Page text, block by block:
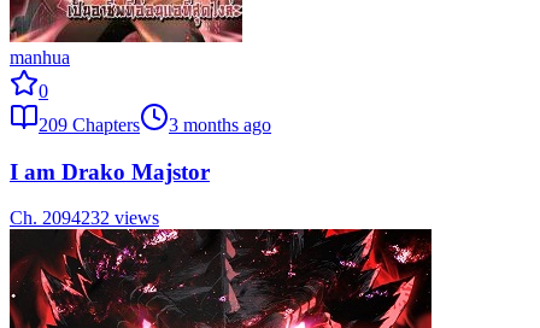
manhua
0
209 Chapters 3 months ago
I am Drako Majstor
Ch. 2094232 views